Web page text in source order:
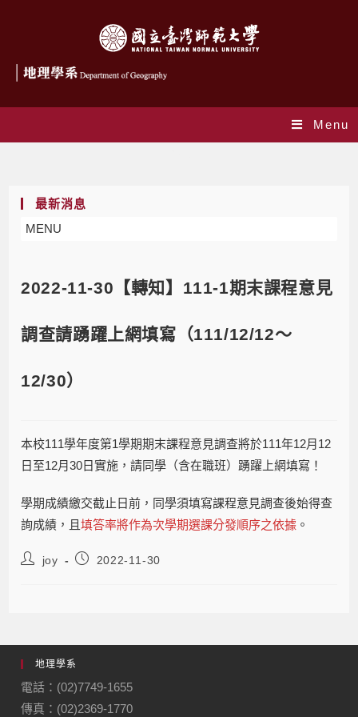
Menu
最新消息
MENU
2022-11-30【轉知】111-1期末課程意見
調查請踴躍上網填寫（111/12/12～
12/30）
本校111學年度第1學期期末課程意見調查將於111年12月12
日至12月30日實施，請同學（含在職班）踴躍上網填寫！
學期成績繳交截止日前，同學須填寫課程意見調查後始得查
詢成績，且填答率將作為次學期選課分發順序之依據 。
joy 2022-11-30
地理學系
電話：(02)7749-1655
傳真：(02)2369-1770